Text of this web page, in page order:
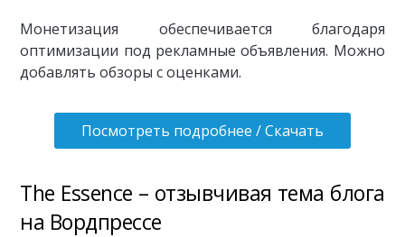
Монетизация обеспечивается благодаря
оптимизации под рекламные объявления. Можно
добавлять обзоры с оценками.
Посмотреть подробнее / Скачать
The Essence – отзывчивая тема блога
на Вордпрессе